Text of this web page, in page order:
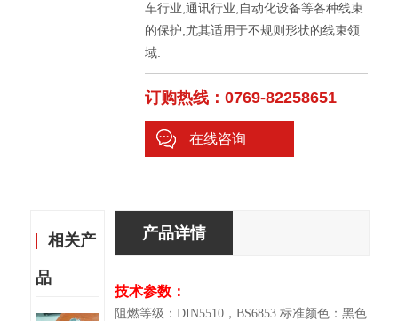
车行业,通讯行业,自动化设备等各种线束
的保护,尤其适用于不规则形状的线束领
域.
订购热线：0769-82258651
在线咨询
相关产
品
产品详情
技术参数：
阻燃等级：DIN5510，BS6853 标准颜色：黑色